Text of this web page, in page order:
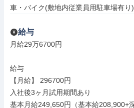
車・バイク(敷地内従業員用駐車場有り)
給与
月給29万6700円
給与
【月給】 296700円
入社後3ヶ月試用期間あり
基本月給249,650円（基本給208,900+